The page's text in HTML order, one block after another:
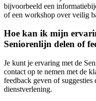
bijvoorbeeld een
of een workshop over veilig
Hoe kan ik mijn
Seniorenlijn delen of
Je kunt je ervaring met de
contact op te nemen met de
feedback geven of
dienstverlening.